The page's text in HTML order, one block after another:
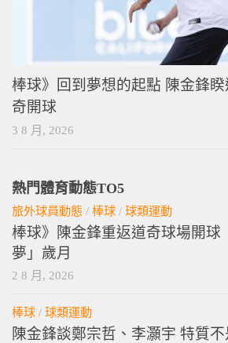
棒球》回到夢想的起點 陳金鋒
奇開球
3 8 月, 2026
熱門體育動態TO5
旅外球員動態 / 棒球 / 球類運動
棒球》陳金鋒重返道奇球場開
夢」歲月
2 8 月, 2026
棒球 / 球類運動
陳金鋒談鄭宗哲、李灝宇 特質